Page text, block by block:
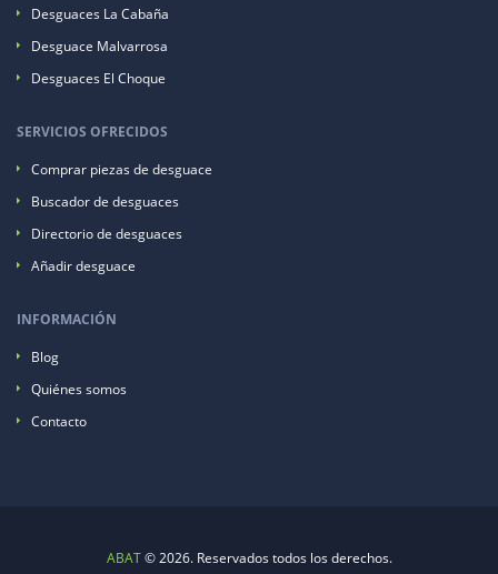
Desguaces La Cabaña
Desguace Malvarrosa
Desguaces El Choque
SERVICIOS OFRECIDOS
Comprar piezas de desguace
Buscador de desguaces
Directorio de desguaces
Añadir desguace
INFORMACIÓN
Blog
Quiénes somos
Contacto
ABAT© 2026. Reservados todos los derechos.